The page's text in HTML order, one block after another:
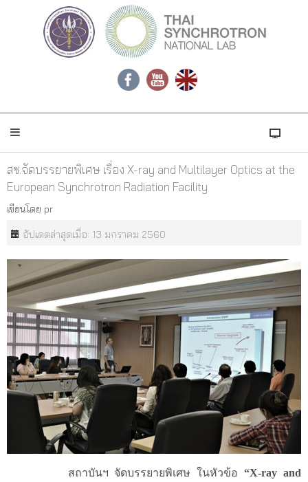
สซ.จัดบรรยายพิเศษ เรื่อง X-ray and Multilayer Optics at the
European Synchrotron Radiation Facility
เขียนโดย pr
อัปเดตล่าสุดเมื่อ: 13 มกราคม 2560
สถาบันฯ จัดบรรยายพิเศษ ในหัวข้อ “X-ray and